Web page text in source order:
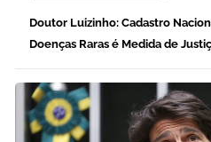
Doutor Luizinho: Cadastro
Doenças Raras é Medida de